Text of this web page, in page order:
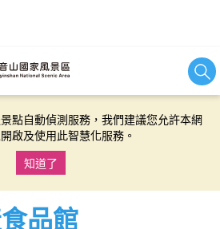
技術以持續優化網站服務，並有助於為
點自動偵測服務，我們建議您允許本網
啟及使用此智慧化服務。
知道了
品館